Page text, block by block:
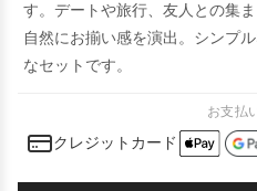
す。デートや旅行、友人との集
自然にお揃い感を演出。シンプ
なセットです。
お支払
クレジットカード